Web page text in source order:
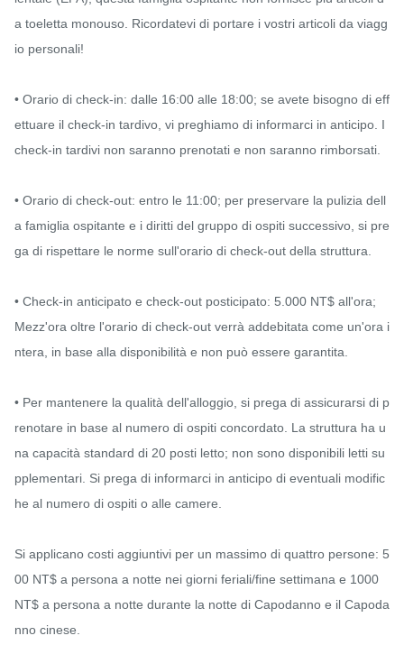
a toeletta monouso. Ricordatevi di portare i vostri articoli da viagg
io personali!
• Orario di check-in: dalle 16:00 alle 18:00; se avete bisogno di eff
ettuare il check-in tardivo, vi preghiamo di informarci in anticipo. I
check-in tardivi non saranno prenotati e non saranno rimborsati.
• Orario di check-out: entro le 11:00; per preservare la pulizia dell
a famiglia ospitante e i diritti del gruppo di ospiti successivo, si pre
ga di rispettare le norme sull'orario di check-out della struttura.
• Check-in anticipato e check-out posticipato: 5.000 NT$ all'ora;
Mezz'ora oltre l'orario di check-out verrà addebitata come un'ora i
ntera, in base alla disponibilità e non può essere garantita.
• Per mantenere la qualità dell'alloggio, si prega di assicurarsi di p
renotare in base al numero di ospiti concordato. La struttura ha u
na capacità standard di 20 posti letto; non sono disponibili letti su
pplementari. Si prega di informarci in anticipo di eventuali modific
he al numero di ospiti o alle camere.
Si applicano costi aggiuntivi per un massimo di quattro persone: 5
00 NT$ a persona a notte nei giorni feriali/fine settimana e 1000
NT$ a persona a notte durante la notte di Capodanno e il Capoda
nno cinese.